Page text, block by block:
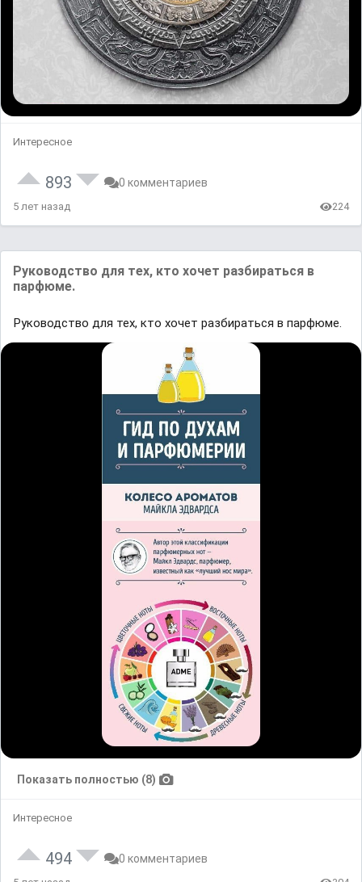
Интересное
893 0 комментариев
5 лет назад 224
Руководство для тех, кто хочет разбираться в
парфюме.
Руководство для тех, кто хочет разбираться в парфюме.
Показать полностью (8)
Интересное
494 0 комментариев